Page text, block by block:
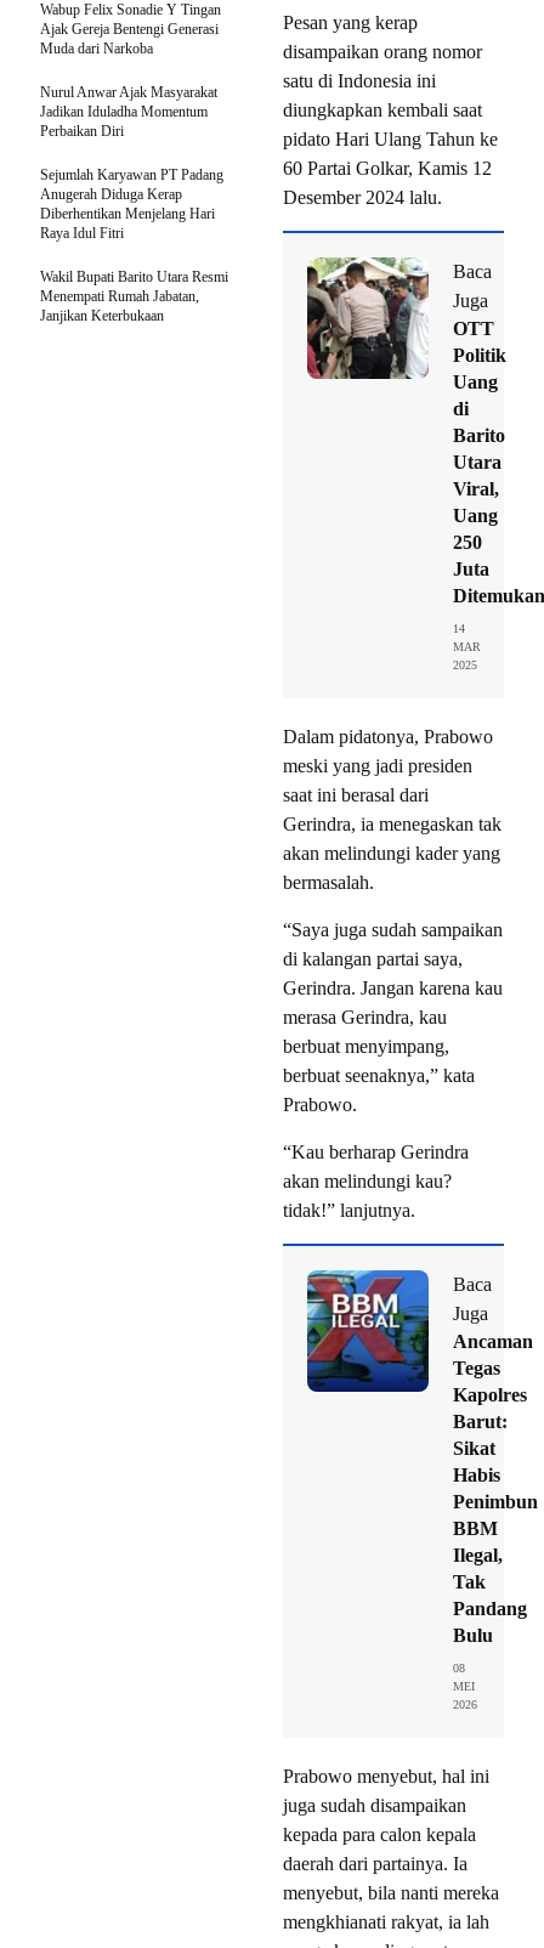
Pesan yang kerap
disampaikan orang nomor
satu di Indonesia ini
diungkapkan kembali saat
pidato Hari Ulang Tahun ke
60 Partai Golkar, Kamis 12
Desember 2024 lalu.
Baca
Juga
OTT
Politik
Uang
di
Barito
Utara
Viral,
Uang
250
Juta
Ditemukan
14
MAR
2025
Dalam pidatonya, Prabowo
meski yang jadi presiden
saat ini berasal dari
Gerindra, ia menegaskan tak
akan melindungi kader yang
bermasalah.
“Saya juga sudah sampaikan
di kalangan partai saya,
Gerindra. Jangan karena kau
merasa Gerindra, kau
berbuat menyimpang,
berbuat seenaknya,” kata
Prabowo.
“Kau berharap Gerindra
akan melindungi kau?
tidak!” lanjutnya.
Baca
Juga
Ancaman
Tegas
Kapolres
Barut:
Sikat
Habis
Penimbun
BBM
Ilegal,
Tak
Pandang
Bulu
08
MEI
2026
Prabowo menyebut, hal ini
juga sudah disampaikan
kepada para calon kepala
daerah dari partainya. Ia
menyebut, bila nanti mereka
mengkhianati rakyat, ia lah
Wabup Felix Sonadie Y Tingan
Ajak Gereja Bentengi Generasi
Muda dari Narkoba
Nurul Anwar Ajak Masyarakat
Jadikan Iduladha Momentum
Perbaikan Diri
Sejumlah Karyawan PT Padang
Anugerah Diduga Kerap
Diberhentikan Menjelang Hari
Raya Idul Fitri
Wakil Bupati Barito Utara Resmi
Menempati Rumah Jabatan,
Janjikan Keterbukaan